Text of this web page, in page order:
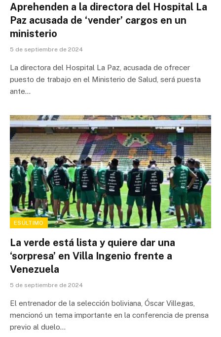
Aprehenden a la directora del Hospital La
Paz acusada de ‘vender’ cargos en un
ministerio
5 de septiembre de 2024
La directora del Hospital La Paz, acusada de ofrecer
puesto de trabajo en el Ministerio de Salud, será puesta
ante…
ESÚLTIMO
La verde está lista y quiere dar una
‘sorpresa’ en Villa Ingenio frente a
Venezuela
5 de septiembre de 2024
El entrenador de la selección boliviana, Óscar Villegas,
mencionó un tema importante en la conferencia de prensa
previo al duelo…